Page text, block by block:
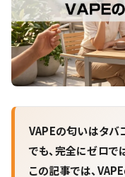
VAPEの匂いはタバ
でも、完全にゼロで
この記事では、